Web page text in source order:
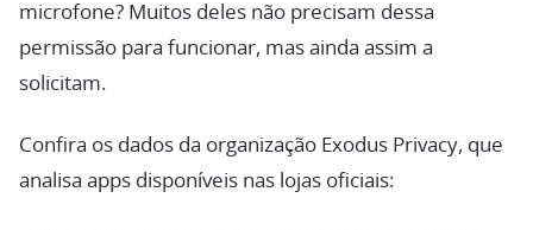
microfone? Muitos deles não precisam dessa
permissão para funcionar, mas ainda assim a
solicitam.
Confira os dados da organização Exodus Privacy, que
analisa apps disponíveis nas lojas oficiais: